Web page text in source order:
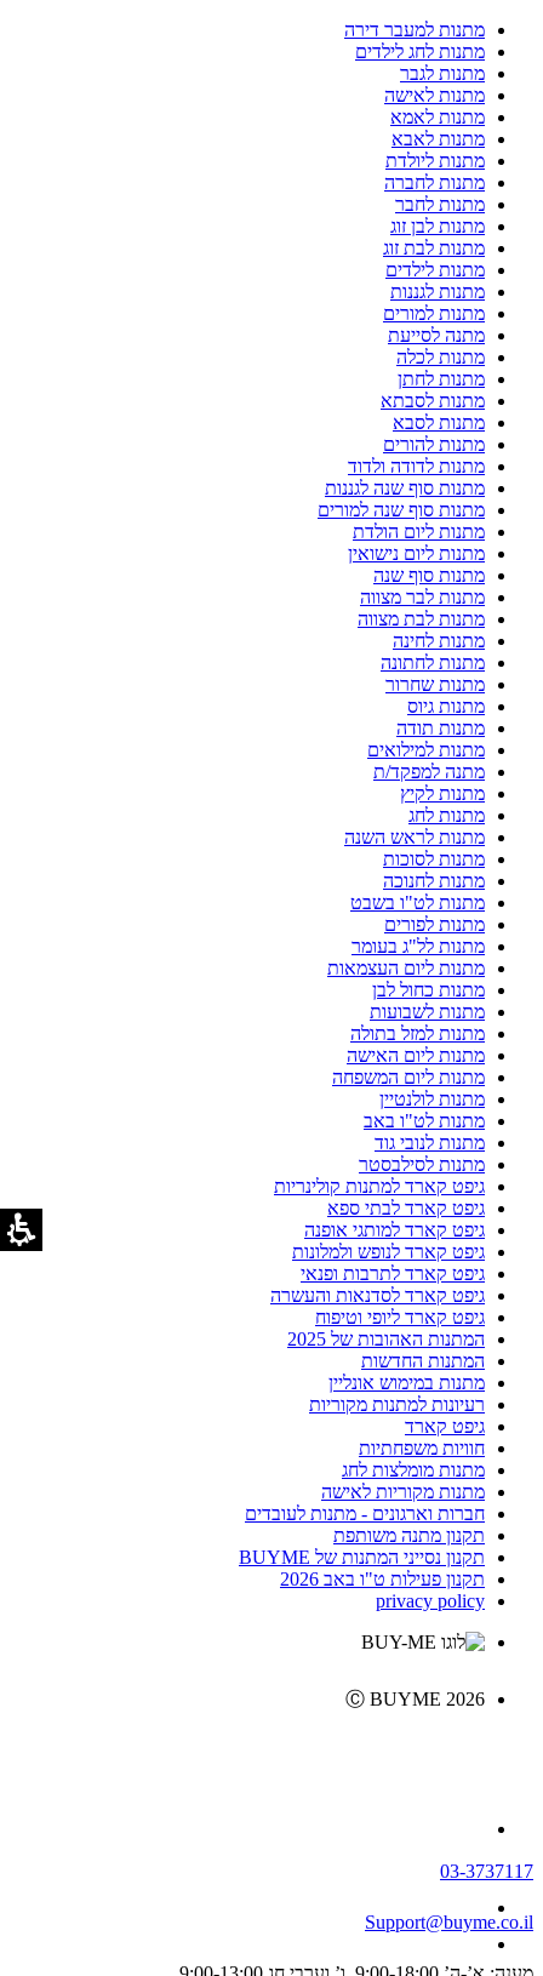
מתנות למעבר דירה
מתנות לחג לילדים
מתנות לגבר
מתנות לאישה
מתנות לאמא
מתנות לאבא
מתנות ליולדת
מתנות לחברה
מתנות לחבר
מתנות לבן זוג
מתנות לבת זוג
מתנות לילדים
מתנות לגננות
מתנות למורים
מתנה לסייעת
מתנות לכלה
מתנות לחתן
מתנות לסבתא
מתנות לסבא
מתנות להורים
מתנות לדודה ולדוד
מתנות סוף שנה לגננות
מתנות סוף שנה למורים
מתנות ליום הולדת
מתנות ליום נישואין
מתנות סוף שנה
מתנות לבר מצווה
מתנות לבת מצווה
מתנות לחינה
מתנות לחתונה
מתנות שחרור
מתנות גיוס
מתנות תודה
מתנות למילואים
מתנה למפקד/ת
מתנות לקיץ
מתנות לחג
מתנות לראש השנה
מתנות לסוכות
מתנות לחנוכה
מתנות לט"ו בשבט
מתנות לפורים
מתנות לל"ג בעומר
מתנות ליום העצמאות
מתנות כחול לבן
מתנות לשבועות
מתנות למזל בתולה
מתנות ליום האישה
מתנות ליום המשפחה
מתנות לולנטיין
מתנות לט"ו באב
מתנות לנובי גוד
מתנות לסילבסטר
גיפט קארד למתנות קולינריות
גיפט קארד לבתי ספא
גיפט קארד למותגי אופנה
גיפט קארד לנופש ולמלונות
גיפט קארד לתרבות ופנאי
גיפט קארד לסדנאות והעשרה
גיפט קארד ליופי וטיפוח
המתנות האהובות של 2025
המתנות החדשות
מתנות במימוש אונליין
רעיונות למתנות מקוריות
גיפט קארד
חוויות משפחתיות
מתנות מומלצות לחג
מתנות מקוריות לאישה
חברות וארגונים - מתנות לעובדים
תקנון מתנה משותפת
תקנון נסייני המתנות של BUYME
תקנון פעילות ט"ו באב 2026
privacy policy
Ⓒ BUYME 2026
03-3737117
Support@buyme.co.il